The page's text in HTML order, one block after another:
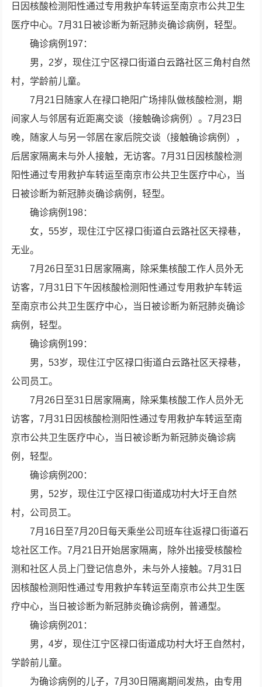
日因核酸检测阳性通过专用救护车转运至南京市公共卫生
医疗中心。7月31日被诊断为新冠肺炎确诊病例，轻型。
确诊病例197：
男，2岁，现住江宁区禄口街道白云路社区三角村自然
村，学龄前儿童。
7月21日随家人在禄口艳阳广场排队做核酸检测，期
间家人与邻居有近距离交谈（接触确诊病例）。7月23日
晚，随家人与另一邻居在家后院交谈（接触确诊病例），
后居家隔离未与外人接触，无访客。7月31日因核酸检测
阳性通过专用救护车转运至南京市公共卫生医疗中心，当
日被诊断为新冠肺炎确诊病例，轻型。
确诊病例198：
女，55岁，现住江宁区禄口街道白云路社区天禄巷，
无业。
7月26日至31日居家隔离，除采集核酸工作人员外无
访客，7月31日下午因核酸检测阳性通过专用救护车转运
至南京市公共卫生医疗中心，当日被诊断为新冠肺炎确诊
病例，轻型。
确诊病例199：
男，53岁，现住江宁区禄口街道白云路社区天禄巷，
公司员工。
7月26日至31日居家隔离，除采集核酸工作人员外无
访客，7月31日因核酸检测阳性通过专用救护车转运至南
京市公共卫生医疗中心，当日被诊断为新冠肺炎确诊病
例，轻型。
确诊病例200：
男，52岁，现住江宁区禄口街道成功村大圩王自然
村，公司员工。
7月16日至7月20日每天乘坐公司班车往返禄口街道石
埝社区工作。7月21日开始居家隔离，除外出接受核酸检
测和社区人员上门登记信息外，未与外人接触。7月31日
因核酸检测阳性通过专用救护车转运至南京市公共卫生医
疗中心，当日被诊断为新冠肺炎确诊病例，普通型。
确诊病例201：
男，4岁，现住江宁区禄口街道成功村大圩王自然村，
学龄前儿童。
为确诊病例的儿子，7月30日隔离期间发热，由专用